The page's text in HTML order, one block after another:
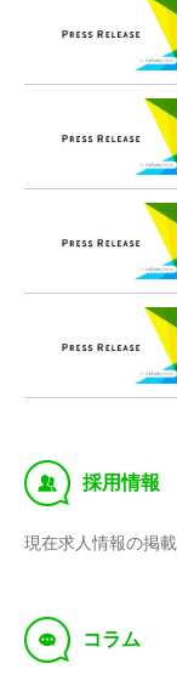
‰ 採用情報
現在求人情報の掲
f コラム